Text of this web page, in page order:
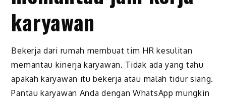
karyawan
Bekerja dari rumah membuat tim HR kesulitan
memantau kinerja karyawan. Tidak ada yang tahu
apakah karyawan itu bekerja atau malah tidur siang.
Pantau karyawan Anda dengan WhatsApp mungkin